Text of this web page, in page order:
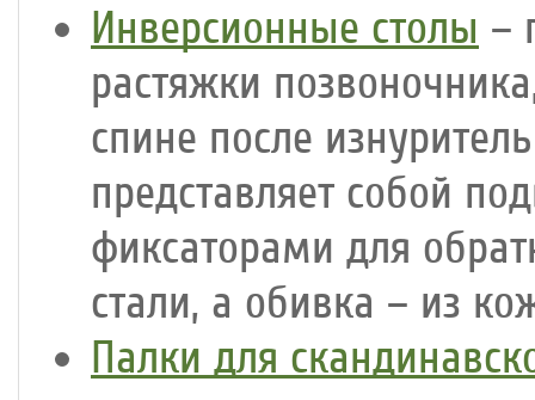
Инверсионные столы –
растяжки
спине после
представляет собой
фиксаторами для
стали, а обивка – из
Палки для